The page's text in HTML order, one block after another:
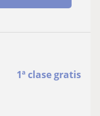
1ª clase gratis